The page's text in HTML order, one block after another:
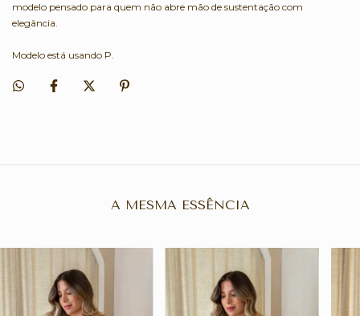
modelo pensado para quem não abre mão de sustentação com
elegância.
Modelo está usando P.
A MESMA ESSÊNCIA